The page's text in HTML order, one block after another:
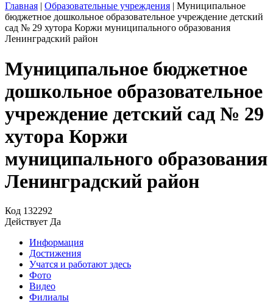
Главная | Образовательные учреждения | Муниципальное
бюджетное дошкольное образовательное учреждение детский
сад № 29 хутора Коржи муниципального образования
Ленинградский район
Муниципальное бюджетное
дошкольное образовательное
учреждение детский сад № 29
хутора Коржи
муниципального образования
Ленинградский район
Код 132292
Действует Да
Информация
Достижения
Учатся и работают здесь
Фото
Видео
Филиалы